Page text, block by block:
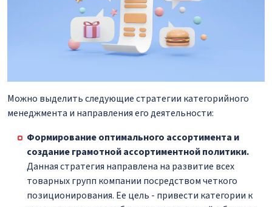
Можно выделить следующие стратегии категорийного
менеджмента и направления его деятельности:
Формирование оптимального ассортимента и
создание грамотной ассортиментной политики.
Данная стратегия направлена на развитие всех
товарных групп компании посредством четкого
позиционирования. Ее цель - привести категории к